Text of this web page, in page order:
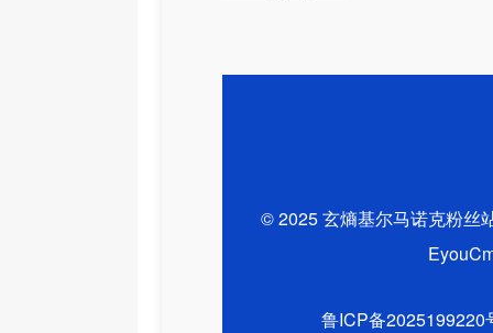
© 2025 玄熵基尔马诺克粉丝
鲁ICP备2025199220